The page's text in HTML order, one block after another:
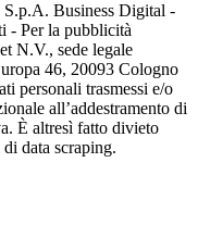
Business Digital -
- Per la pubblicità
N.V., sede legale
46, 20093 Cologno
personali trasmessi e/o
all’addestramento di
È altresì fatto divieto
data scraping.